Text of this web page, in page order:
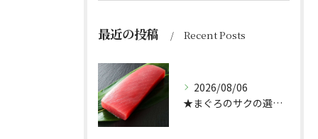
最近の投稿 Recent Posts
2026/08/06
★まぐろのサクの選び方★（どんぶり屋まぐろ大将）